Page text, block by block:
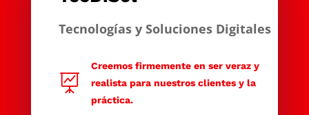
Tecnologías y Soluciones Digitales

Creemos firmemente en ser veraz y
realista para nuestros clientes y la
práctica.